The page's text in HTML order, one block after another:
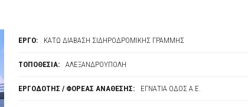
ΕΡΓΟ: ΚΑΤΩ ΔΙΑΒΑΣΗ ΣΙΔΗΡΟΔΡΟΜΙΚΗΣ ΓΡΑΜΜΗΣ
ΤΟΠΟΘΕΣΙΑ: ΑΛΕΞΑΝΔΡΟΥΠΟΛΗ
ΕΡΓΟΔΟΤΗΣ / ΦΟΡΕΑΣ ΑΝΑΘΕΣΗΣ: ΕΓΝΑΤΙΑ ΟΔΟΣ Α.Ε.